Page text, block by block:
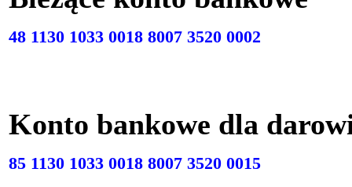
48 1130 1033 0018 8007 3520 0002
Konto bankowe dla
85 1130 1033 0018 8007 3520 0015